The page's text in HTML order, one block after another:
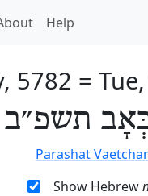
Help
5782 =
תשפ״ב
Parashat
Show Hebrew